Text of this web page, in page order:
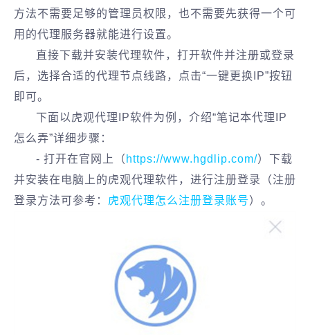
方法不需要足够的管理员权限，也不需要先获得一个可
用的代理服务器就能进行设置。
直接下载并安装代理软件，打开软件并注册或登录
后，选择合适的代理节点线路，点击“一键更换IP”按钮
即可。
下面以虎观代理IP软件为例，介绍“笔记本代理IP
怎么弄”详细步骤：
- 打开在官网上（ https://www.hgdlip.com/）下载
并安装在电脑上的虎观代理软件，进行注册登录（注册
登录方法可参考： 虎观代理怎么注册登录账号）。